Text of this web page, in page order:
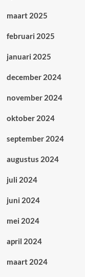
maart 2025
februari 2025
januari 2025
december 2024
november 2024
oktober 2024
september 2024
augustus 2024
juli 2024
juni 2024
mei 2024
april 2024
maart 2024